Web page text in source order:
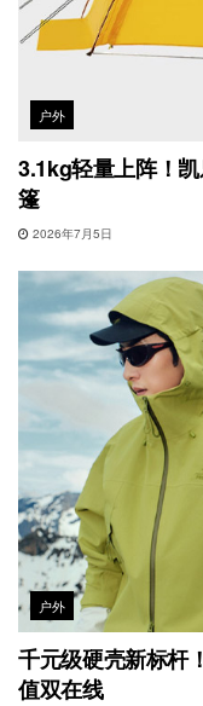
户外
3.1kg轻量上阵！
篷
2026年7月5日
户外
千元级硬壳新标杆
值双在线